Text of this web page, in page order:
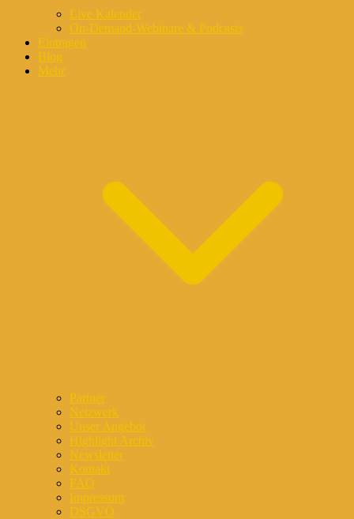
Live Kalender
On-Demand-Webinare & Podcasts
Eintragen
Blog
Mehr
Partner
Netzwerk
Unser Angebot
Highlight Archiv
Newsletter
Kontakt
FAQ
Impressum
DSGVO